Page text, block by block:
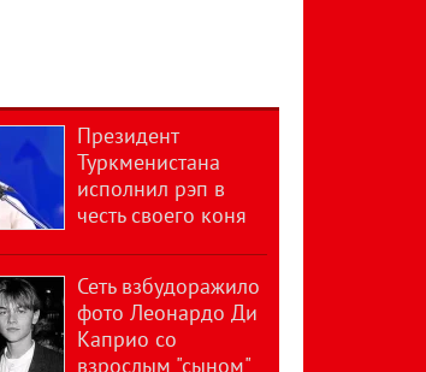
Президент
Туркменистана
исполнил рэп в
честь своего коня
Сеть взбудоражило
фото Леонардо Ди
Каприо со
взрослым "сыном"